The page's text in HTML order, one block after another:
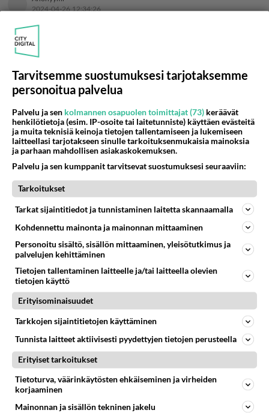
LUETUIMMAT
Muistatko? Kädestä suuhun
elävä Satu sai jättimäisen
rahasalkun Henry-
Luetuimmat: Aarne Pelkonen
ja Noora Louhimo vihdoinkin
yhdessä - Tätä moni jo odotti
isäpuoli on tämä suosittu
laulaja
Danny, 83, teki yllättävän
teon - Missä on 25-vuotias
Helmi Loukasmäki?
Tarvitsemme suostumuksesi tarjotaksemme
personoitua palvelua
Palvelu ja sen kolmannen osapuolen toimittajat (73) keräävät
henkilötietoja (esim. IP-osoite tai laitetunniste) käyttäen evästeitä
ja muita teknisiä keinoja tietojen tallentamiseen ja lukemiseen
laitteellasi tarjotakseen sinulle tarkoituksenmukaisia mainoksia
ja parhaan mahdollisen asiakaskokemuksen.
Palvelu ja sen kumppanit tarvitsevat suostumuksesi seuraaviin:
Tarkoitukset
Tarkat sijaintitiedot ja tunnistaminen laitetta skannaamalla
Kohdennettu mainonta ja mainonnan mittaaminen
Personoitu sisältö, sisällön mittaaminen, yleisötutkimus ja
palvelujen kehittäminen
Tietojen tallentaminen laitteelle ja/tai laitteella olevien
tietojen käyttö
Erityisominaisuudet
Tarkkojen sijaintitietojen käyttäminen
Tunnista laitteet aktiivisesti pyydettyjen tietojen perusteella
Erityiset tarkoitukset
Tietoturva, väärinkäytösten ehkäiseminen ja virheiden
korjaaminen
Mainonnan ja sisällön tekninen jakelu